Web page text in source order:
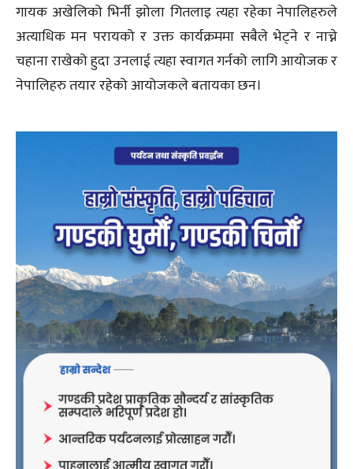
गायक अखेलिको भिर्नी झोला गितलाइ त्यहा रहेका नेपालिहरुले
अत्याधिक मन परायको र उक्त कार्यक्रममा सबैले भेट्ने र नाच्ने
चहाना राखेको हुदा उनलाई त्यहा स्वागत गर्नको लागि आयोजक र
नेपालिहरु तयार रहेको आयोजकले बतायका छन।